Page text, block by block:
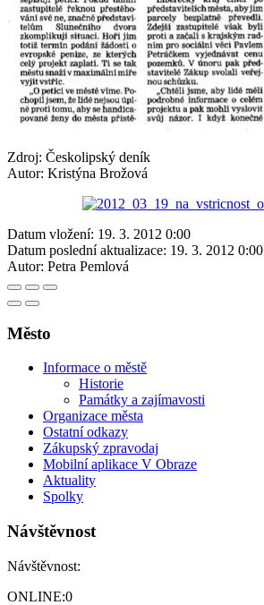
Zdroj: Českolipský deník
Autor: Kristýna Brožová
Datum vložení: 19. 3. 2012 0:00
Datum poslední aktualizace: 19. 3. 2012 0:00
Autor: Petra Pemlová
Město
Informace o městě
Historie
Památky a zajímavosti
Organizace města
Ostatní odkazy
Zákupský zpravodaj
Mobilní aplikace V Obraze
Aktuality
Spolky
Návštěvnost
Návštěvnost:
ONLINE:0